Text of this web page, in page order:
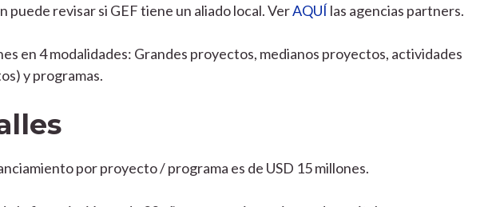
puede revisar si GEF tiene un aliado local. VerAQUÍlas agencias partners.
en 4 modalidades: Grandes proyectos, medianos proyectos, actividades
y programas.
por proyecto / programa es de USD 15 millones.